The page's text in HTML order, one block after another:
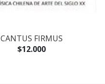
CANTUS FIRMUS
$12.000